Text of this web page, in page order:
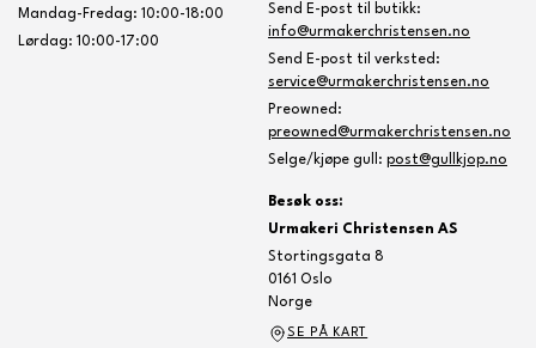
Mandag-Fredag: 10:00-18:00
Lørdag: 10:00-17:00
Send E-post til butikk:
info@urmakerchristensen.no
Send E-post til verksted:
service@urmakerchristensen.no
Preowned:
preowned@urmakerchristensen.no
Selge/kjøpe gull: post@gullkjop.no
Besøk oss:
Urmakeri Christensen AS
Stortingsgata 8
0161 Oslo
Norge
SE PÅ KART